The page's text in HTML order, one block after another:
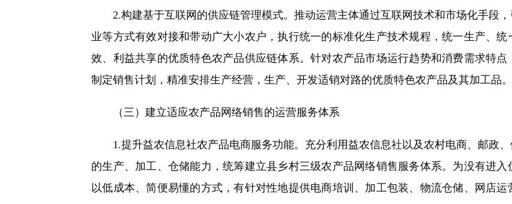
2.构建基于互联网的供应链管理模式。推动运营主体通过互联网技术和市场化手段，
业等方式有效对接和带动广大小农户，执行统一的标准化生产技术规程，统一生产、
效、利益共享的优质特色农产品供应链体系。针对农产品市场运行趋势和消费需求特
制定销售计划，精准安排生产经营，生产、开发适销对路的优质特色农产品及其加工品。
（三）建立适应农产品网络销售的运营服务体系
1.提升益农信息社农产品电商服务功能。充分利用益农信息社以及农村电商、邮政
的生产、加工、仓储能力，统筹建立县乡村三级农产品网络销售服务体系。为没有进入
以低成本、简便易懂的方式，有针对性地提供电商培训、加工包装、物流仓储、网店